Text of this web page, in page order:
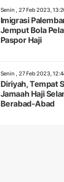
Senin , 27 Feb 2023,
Imigrasi
Jemput Bola
Paspor Haji
Senin , 27 Feb 2023,
Diriyah, Tempat
Jamaah Haji
Berabad-Abad